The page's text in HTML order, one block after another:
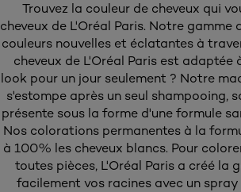
Trouvez la couleur de cheveux qui
cheveux de L'Oréal Paris. Notre
couleurs nouvelles et éclatantes à
cheveux de L'Oréal Paris est adaptée
look pour un jour seulement ? Notre
s'estompe après un seul shampooing,
présente sous la forme d'une formule
Nos colorations permanentes à la
à 100% les cheveux blancs. Pour
toutes pièces, L'Oréal Paris a créé la
facilement vos racines avec un